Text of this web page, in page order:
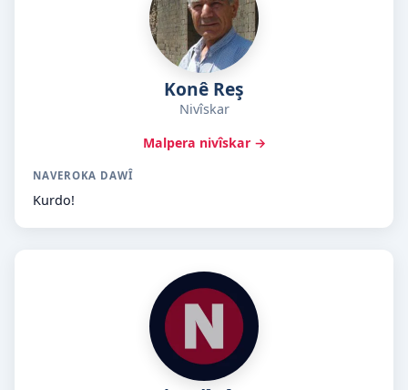
Konê Reş
Nivîskar
Malpera nivîskar →
NAVEROKA DAWÎ
Kurdo!